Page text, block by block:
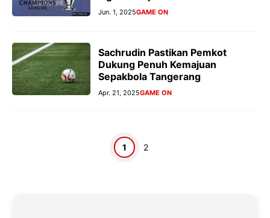
Jun. 1, 2025GAME ON
Sachrudin Pastikan Pemkot
Dukung Penuh Kemajuan
Sepakbola Tangerang
Apr. 21, 2025GAME ON
Halaman
1 Halaman
2